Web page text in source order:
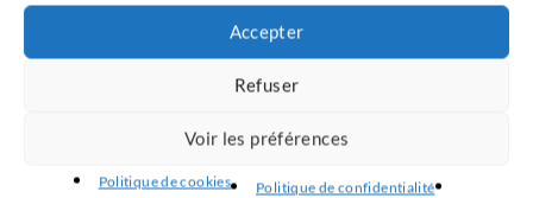
Accepter
Refuser
Voir les préférences
Politique de cookies Politique de confidentialité
La salle de bain du futur